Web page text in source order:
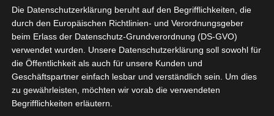
Ligue 1 Pro Tunesien
2025/2026 – 10.
Spieltag (Hinrunde)
5. Oktober 2025
10. Spieltag 2025/2026
Die Datenschutzerklärung beruht auf den Begrifflichkeiten, die
durch den Europäischen Richtlinien- und Verordnungsgeber
beim Erlass der Datenschutz-Grundverordnung (DS-GVO)
verwendet wurden. Unsere Datenschutzerklärung soll sowohl für
die Öffentlichkeit als auch für unsere Kunden und
Geschäftspartner einfach lesbar und verständlich sein. Um dies
zu gewährleisten, möchten wir vorab die verwendeten
Begrifflichkeiten erläutern.